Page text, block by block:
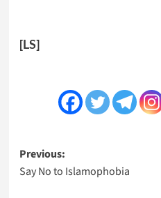
[LS]
Post
navigation
Previous:
Say No to Islamophobia